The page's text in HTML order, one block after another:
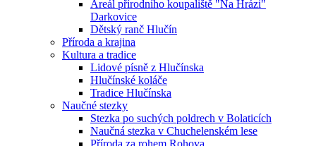
Areál přírodního koupaliště "Na Hrázi"
Darkovice
Dětský ranč Hlučín
Příroda a krajina
Kultura a tradice
Lidové písně z Hlučínska
Hlučínské koláče
Tradice Hlučínska
Naučné stezky
Stezka po suchých poldrech v Bolaticích
Naučná stezka v Chuchelenském lese
Příroda za rohem Rohova